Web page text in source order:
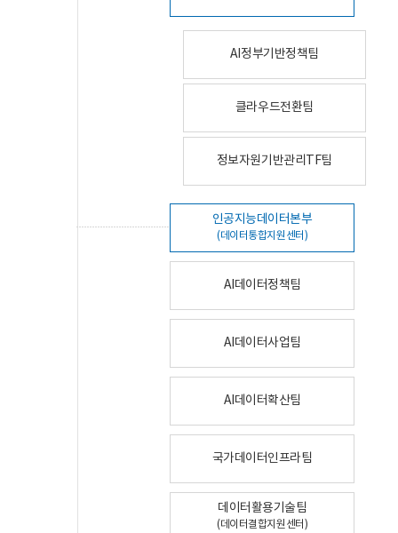
AI정부기반정책팀
클라우드전환팀
정보자원기반관리TF팀
인공지능데이터본부
(데이터통합지원센터)
AI데이터정책팀
AI데이터사업팀
AI데이터확산팀
국가데이터인프라팀
데이터활용기술팀
(데이터결합지원센터)